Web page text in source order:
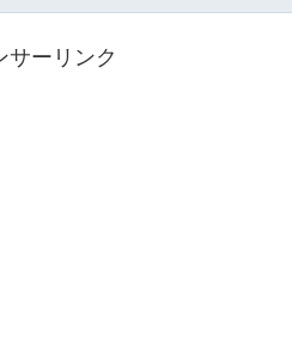
サーリンク